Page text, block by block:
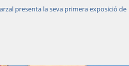
presenta la seva primera exposició de